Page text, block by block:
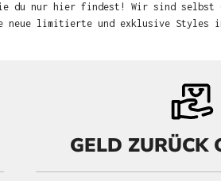
nur hier findest! Wir sind selbst
neue limitierte und exklusive Styles
GELD ZURÜCK